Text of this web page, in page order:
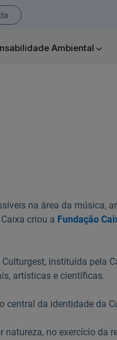
Saiba mais
Ambiental
na área da música,
criou a Fundação
instituída pela
artísticas e científicas.
central da identidade da
natureza, no exercício da